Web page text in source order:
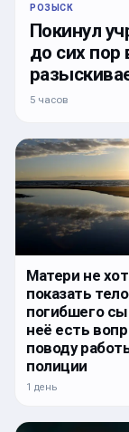
РОЗЫСК
Покинул
до сих пор
5 часов
Матери не
показать тело
погибшего
неё есть
поводу
полиции
1 день